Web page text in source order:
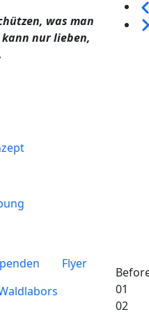
01
02
was man
nur lieben,
Flyer